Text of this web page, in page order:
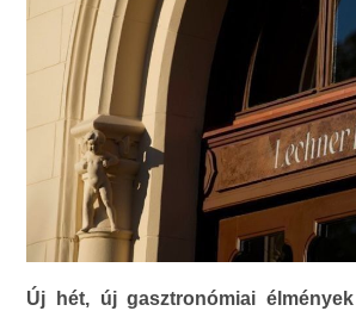
Új hét, új gasztronómiai